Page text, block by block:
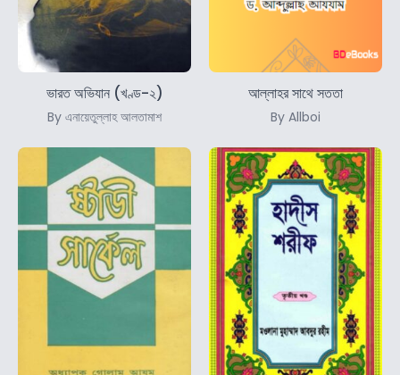
ভারত অভিযান (খণ্ড-২)
By এনায়েতুল্লাহ আলতামাশ
আল্লাহর সাথে সততা
By Allboi